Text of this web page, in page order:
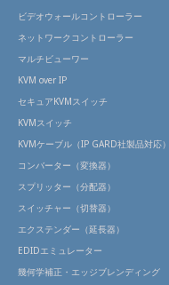
ビデオウォールコントローラー
ネットワークコントローラー
マルチビューワー
KVM over IP
セキュアKVMスイッチ
KVMスイッチ
KVMケーブル（IP GARD社製品対応）
コンバーター（変換器）
スプリッター（分配器）
スイッチャー（切替器）
エクステンダー（延長器）
EDIDエミュレーター
幾何学補正・エッジブレンディング